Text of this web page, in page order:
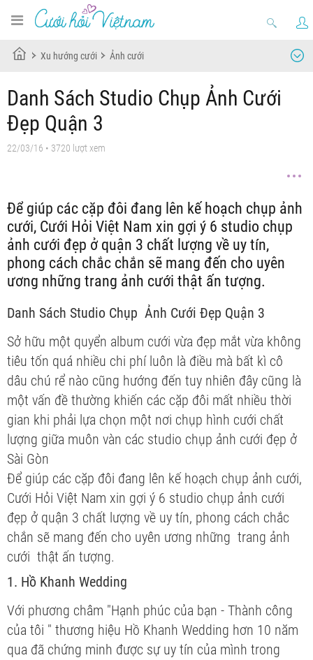
Xu hướng cưới Ảnh cưới
Danh Sách Studio Chụp Ảnh Cưới
Đẹp Quận 3
22/03/16 • 3720 lượt xem
Để giúp các cặp đôi đang lên kế hoạch chụp ảnh
cưới, Cưới Hỏi Việt Nam xin gợi ý 6 studio chụp
ảnh cưới đẹp ở quận 3 chất lượng về uy tín,
phong cách chắc chắn sẽ mang đến cho uyên
ương những trang ảnh cưới thật ấn tượng.
Danh Sách Studio Chụp Ảnh Cưới Đẹp Quận 3
Sở hữu một quyển album cưới vừa đẹp mắt vừa không
tiêu tốn quá nhiều chi phí luôn là điều mà bất kì cô
dâu chú rể nào cũng hướng đến tuy nhiên đây cũng là
một vấn đề thường khiến các cặp đôi mất nhiều thời
gian khi phải lựa chọn một nơi chụp hình cưới chất
lượng giữa muôn vàn các studio chụp ảnh cưới đẹp ở
Sài Gòn
Để giúp các cặp đôi đang lên kế hoạch chụp ảnh cưới,
Cưới Hỏi Việt Nam xin gợi ý 6 studio chụp ảnh cưới
đẹp ở quận 3 chất lượng về uy tín, phong cách chắc
chắn sẽ mang đến cho uyên ương những trang ảnh
cưới thật ấn tượng.
1. Hồ Khanh Wedding
Với phương châm "Hạnh phúc của bạn - Thành công
của tôi " thương hiệu Hồ Khanh Wedding hơn 10 năm
qua đã chứng minh được sự uy tín của mình trong